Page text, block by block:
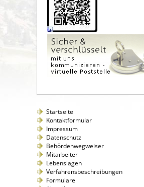
Startseite
Kontaktformular
Impressum
Datenschutz
Behördenwegweiser
Mitarbeiter
Lebenslagen
Verfahrensbeschreibungen
Formulare